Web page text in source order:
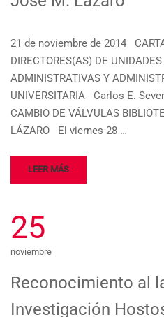
21 de noviembre de 2014
DIRECTORES(AS) DE
ADMINISTRATIVAS Y
UNIVERSITARIA Carlos E.
CAMBIO DE VÁLVULAS
LÁZARO El viernes 28 …
LEER MÁS
25
noviembre
Reconocimiento al
Investigación